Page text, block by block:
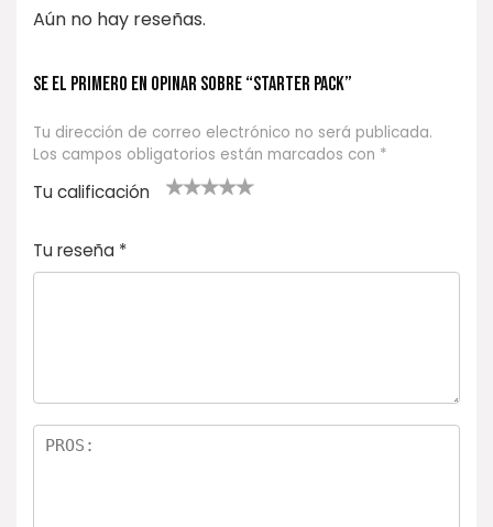
Aún no hay reseñas.
Se el primero en opinar sobre “STARTER PACK”
Tu dirección de correo electrónico no será publicada.
Los campos obligatorios están marcados con *
Tu calificación
e
el
5
las
s
Tu reseña *